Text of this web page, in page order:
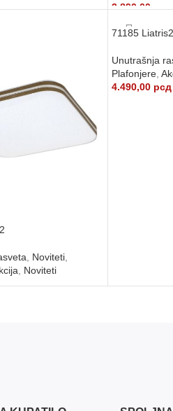
3.890,00рсд
DODAJ U
Noviteti
Noviteti
71185 Liatris2
Unutrašnja
Plafonjere ,
4.490,00 рсд